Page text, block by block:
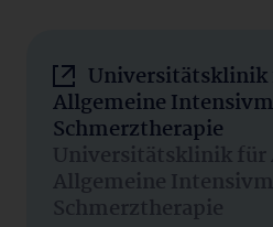
Universitätsklinik
Allgemeine
Schmerztherapie
Universitätsklinik für
Allgemeine
Schmerztherapie